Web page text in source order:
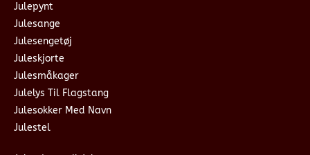
Julepynt
Julesange
Julesengetøj
Juleskjorte
Julesmåkager
Julelys Til Flagstang
Julesokker Med Navn
Julestel